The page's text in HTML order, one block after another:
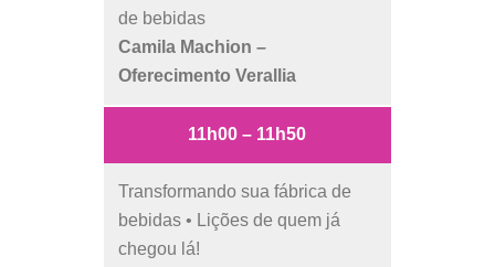
de bebidas
Camila Machion –
Oferecimento Verallia
11h00 – 11h50
Transformando sua fábrica de
bebidas • Lições de quem já
chegou lá!